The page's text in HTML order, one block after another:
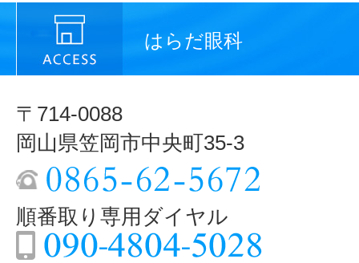
はらだ眼科
〒714-0088
岡山県笠岡市中央町35-3
順番取り専用ダイヤル